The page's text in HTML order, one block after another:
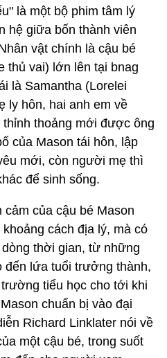
là một bộ phim tâm lý
hệ giữa bốn thành viên
vật chính là cậu bé
thủ vai) lớn lên tại bnag
là Samantha (Lorelei
ly hôn, hai anh em về
thoảng mới được ông
của Mason tái hôn, lập
mới, còn người mẹ thì
để sinh sống.
của cậu bé Mason
cách địa lý, mà có
thời gian, từ những
đến lứa tuổi trưởng thành,
tiểu học cho tới khi
chuẩn bị vào đại
Richard Linklater nói về
một cậu bé, trong suốt